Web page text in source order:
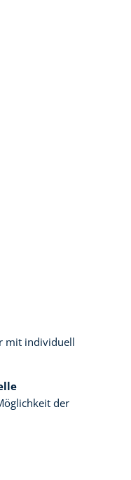
mit individuell
der